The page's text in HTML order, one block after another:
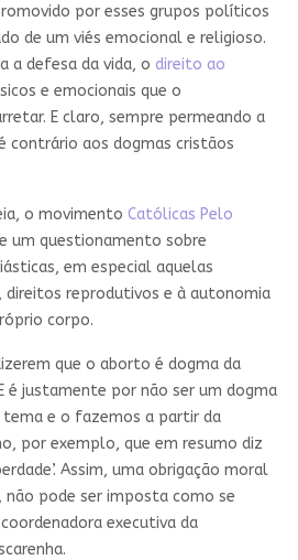
por esses grupos políticos
de um viés emocional e religioso.
a defesa da vida, o direito ao
e emocionais que o
E claro, sempre permeando a
contrário aos dogmas cristãos
o movimento Católicas Pelo
um questionamento sobre
em especial aquelas
direitos reprodutivos e à autonomia
corpo.
que o aborto é dogma da
é justamente por não ser um dogma
e o fazemos a partir da
por exemplo, que em resumo diz
Assim, uma obrigação moral
não pode ser imposta como se
executiva da